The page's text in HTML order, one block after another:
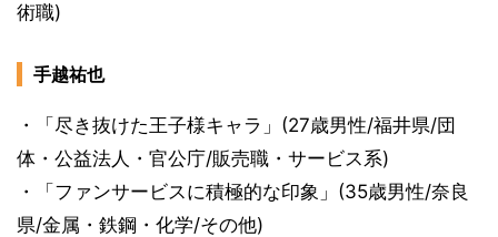
術職)
手越祐也
・「尽き抜けた王子様キャラ」(27歳男性/福井県/団
体・公益法人・官公庁/販売職・サービス系)
・「ファンサービスに積極的な印象」(35歳男性/奈良
県/金属・鉄鋼・化学/その他)